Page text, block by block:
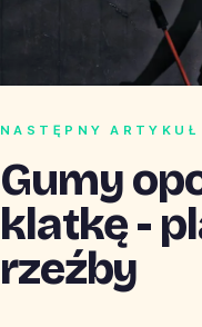
NASTĘPNY ARTYKUŁ
Gumy
klatkę -
rzeźby